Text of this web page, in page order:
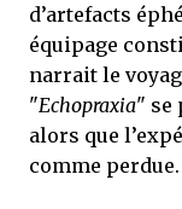
d’artefacts
équipage
narrait le
"Echopraxia" se
alors que
comme perdue.